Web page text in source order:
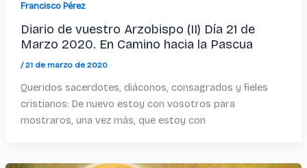
Francisco Pérez
Diario de vuestro Arzobispo (II) Día 21 de
Marzo 2020. En Camino hacia la Pascua
/21 de marzo de 2020
Queridos sacerdotes, diáconos, consagrados y fieles
cristianos: De nuevo estoy con vosotros para
mostraros, una vez más, que estoy con